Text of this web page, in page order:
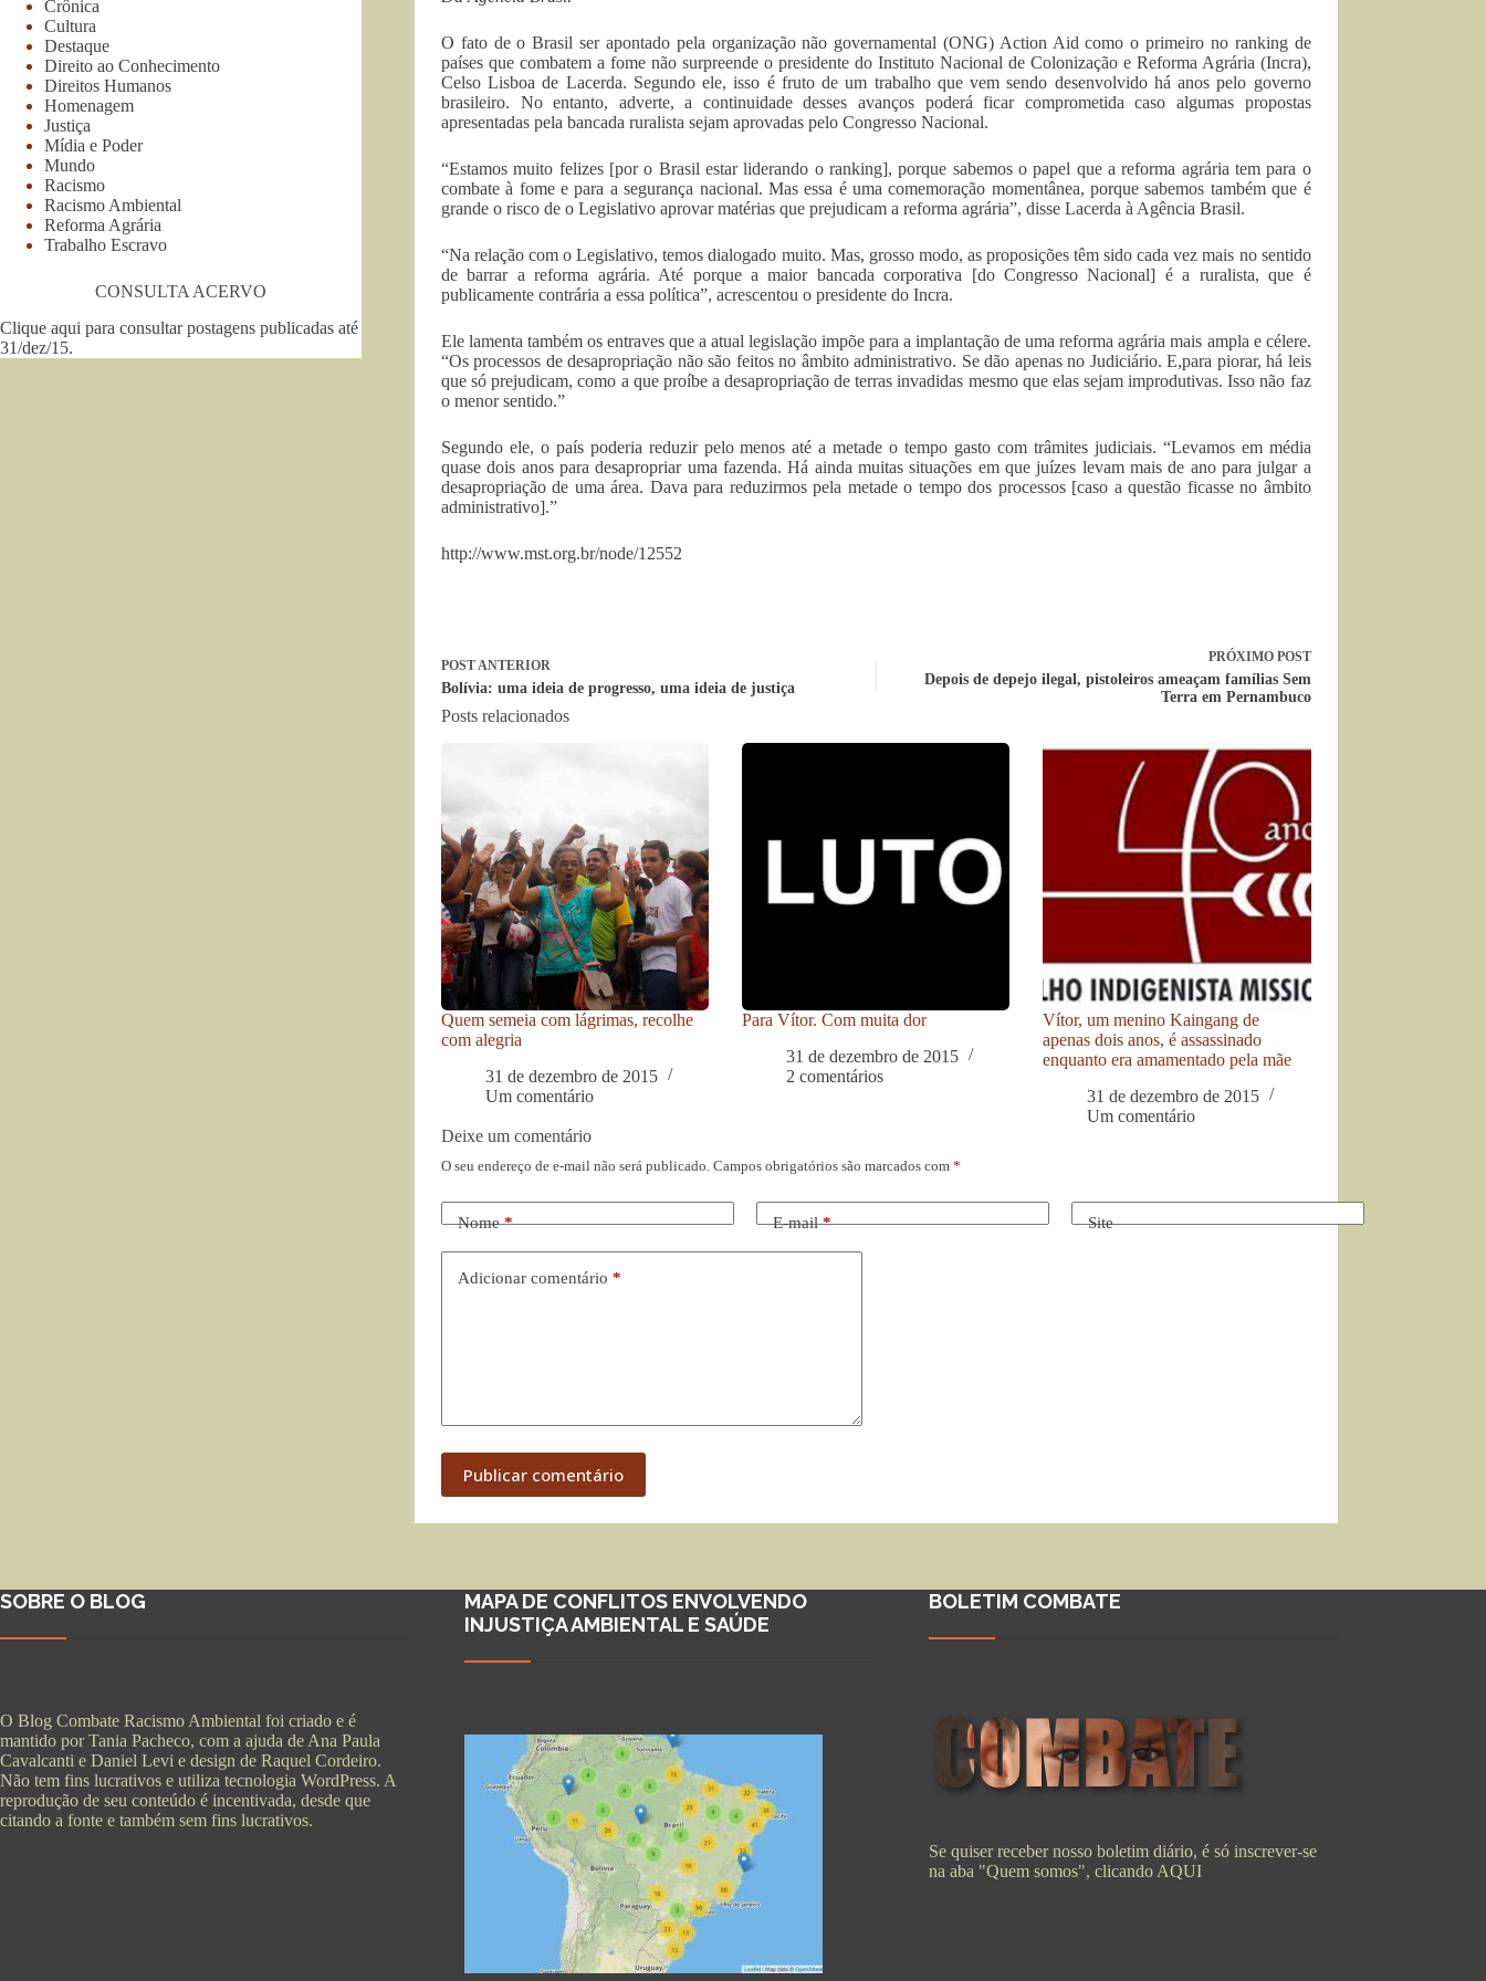
O fato de o Brasil ser apontado pela organização não governamental (ONG) Action Aid como o primeiro no ranking de
países que combatem a fome não surpreende o presidente do Instituto Nacional de Colonização e Reforma Agrária (Incra),
Celso Lisboa de Lacerda. Segundo ele, isso é fruto de um trabalho que vem sendo desenvolvido há anos pelo governo
brasileiro. No entanto, adverte, a continuidade desses avanços poderá ficar comprometida caso algumas propostas
apresentadas pela bancada ruralista sejam aprovadas pelo Congresso Nacional.
“Estamos muito felizes [por o Brasil estar liderando o ranking], porque sabemos o papel que a reforma agrária tem para o
combate à fome e para a segurança nacional. Mas essa é uma comemoração momentânea, porque sabemos também que é
grande o risco de o Legislativo aprovar matérias que prejudicam a reforma agrária”, disse Lacerda à Agência Brasil.
“Na relação com o Legislativo, temos dialogado muito. Mas, grosso modo, as proposições têm sido cada vez mais no sentido
de barrar a reforma agrária. Até porque a maior bancada corporativa [do Congresso Nacional] é a ruralista, que é
publicamente contrária a essa política”, acrescentou o presidente do Incra.
Ele lamenta também os entraves que a atual legislação impõe para a implantação de uma reforma agrária mais ampla e célere.
“Os processos de desapropriação não são feitos no âmbito administrativo. Se dão apenas no Judiciário. E,para piorar, há leis
que só prejudicam, como a que proíbe a desapropriação de terras invadidas mesmo que elas sejam improdutivas. Isso não faz
o menor sentido.”
Segundo ele, o país poderia reduzir pelo menos até a metade o tempo gasto com trâmites judiciais. “Levamos em média
quase dois anos para desapropriar uma fazenda. Há ainda muitas situações em que juízes levam mais de ano para julgar a
desapropriação de uma área. Dava para reduzirmos pela metade o tempo dos processos [caso a questão ficasse no âmbito
administrativo].”
http://www.mst.org.br/node/12552
POSTANTERIOR
Bolívia: uma ideia de progresso, uma ideia de justiça
PRÓXIMO POST
Depois de depejo ilegal, pistoleiros ameaçam famílias Sem
Terra em Pernambuco
Posts relacionados
Quem semeia com lágrimas, recolhe
com alegria
31 de dezembro de 2015
Um comentário
Para Vítor. Com muita dor
31 de dezembro de 2015
2 comentários
Vítor, um menino Kaingang de
apenas dois anos, é assassinado
enquanto era amamentado pela mãe
31 de dezembro de 2015
Um comentário
Deixe um comentário
O seu endereço de e-mail não será publicado. Campos obrigatórios são marcados com *
Nome* E-mail* Site
Adicionar comentário *
Publicar comentário
Crônica
Cultura
Destaque
Direito ao Conhecimento
Direitos Humanos
Homenagem
Justiça
Mídia e Poder
Mundo
Racismo
Racismo Ambiental
Reforma Agrária
Trabalho Escravo
CONSULTA ACERVO
Clique aqui para consultar postagens publicadas até
31/dez/15.
SOBRE O BLOG
O Blog Combate Racismo Ambiental foi criado e é
mantido por Tania Pacheco, com a ajuda de Ana Paula
Cavalcanti e Daniel Levi e design de Raquel Cordeiro.
Não tem fins lucrativos e utiliza tecnologia WordPress. A
reprodução de seu conteúdo é incentivada, desde que
citando a fonte e também sem fins lucrativos.
MAPA DE CONFLITOS ENVOLVENDO
INJUSTIÇA AMBIENTAL E SAÚDE
BOLETIM COMBATE
Se quiser receber nosso boletim diário, é só inscrever-se
na aba "Quem somos", clicando AQUI